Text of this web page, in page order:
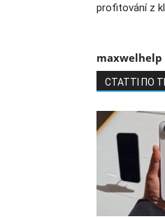
profitování z
maxwelhelp
СТАТТІ ПО